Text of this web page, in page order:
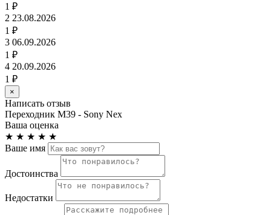
1 ₽
2 23.08.2026
1 ₽
3 06.09.2026
1 ₽
4 20.09.2026
1 ₽
×
Написать отзыв
Переходник М39 - Sony Nex
Ваша оценка
★ ★ ★ ★ ★
Ваше имя
Достоинства
Недостатки